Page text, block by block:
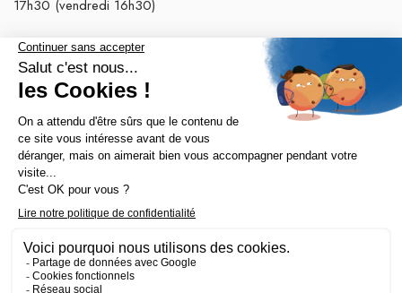
17h30 (vendredi 16h30)
Nos tops catégories
Notre société 